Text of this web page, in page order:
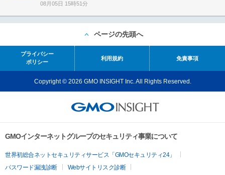
08月05日 15時51分
ページの先頭へ
プライバシー
ポリシー
利用規約 免責事項
Copyright © 2026 GMO INSIGHT Inc. All Rights Reserved.
GMOインターネットグループのセキュリティ事業について
世界初総合ネットセキュリティサービス「GMOセキュリティ24」
パスワード漏洩診断
Webサイトリスク診断